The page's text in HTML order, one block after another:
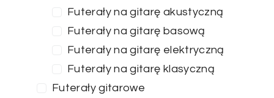
Futerały na gitarę akustyczną
Futerały na gitarę basową
Futerały na gitarę elektryczną
Futerały na gitarę klasyczną
Futerały gitarowe